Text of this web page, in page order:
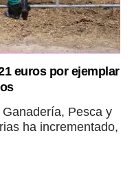
euros por ejemplar
Pesca y
ha incrementado,